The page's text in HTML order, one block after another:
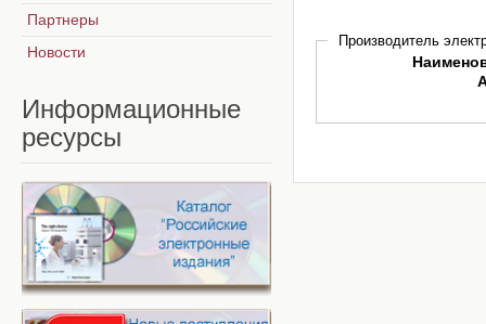
Производитель
Партнеры
Новости
Информационные
ресурсы